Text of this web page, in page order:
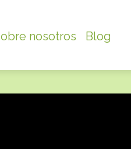
nosotros Blog